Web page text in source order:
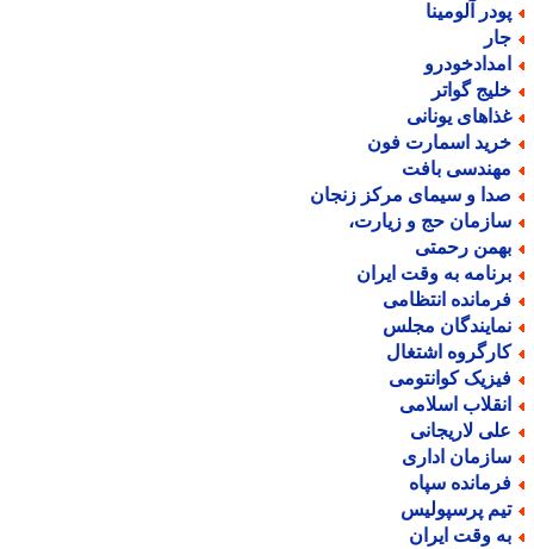
آلومینا
گواتر
یونانی
اسمارت فون
بافت
و سیمای مرکز زنجان
حج و زیارت،
رحمتی
به وقت ایران
انتظامی
مجلس
اشتغال
کوانتومی
اسلامی
لاریجانی
اداری
سپاه
پرسپولیس
وقت ایران